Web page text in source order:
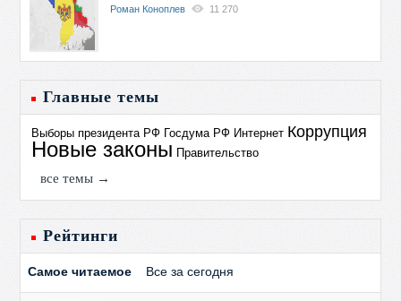
Роман Коноплев 11 270
Главные темы
Выборы президента РФ Госдума РФ Интернет Коррупция
Новые законы Правительство
все темы →
Рейтинги
Самое читаемое Все за сегодня